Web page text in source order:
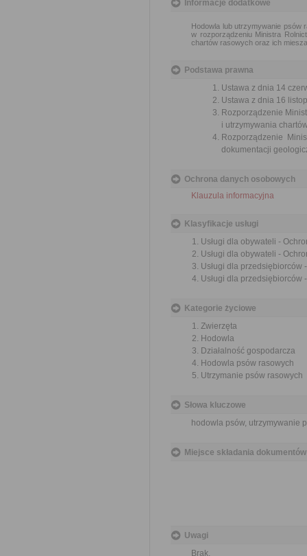
Informacje dodatkowe
Hodowla lub utrzymywanie psów
w rozporządzeniu Ministra
chartów rasowych oraz ich
Podstawa prawna
Ustawa z dnia 14
Ustawa z dnia 16
Rozporządzenie
i utrzymywania
Rozporządzenie
dokumentacji
Ochrona danych osobowych
Klauzula informacyjna
Klasyfikacje usługi
Usługi dla obywateli -
Usługi dla obywateli -
Usługi dla przedsiębiorców
Usługi dla przedsiębiorców
Kategorie życiowe
Zwierzęta
Hodowla
Działalność gospodarcza
Hodowla psów rasowych
Utrzymanie psów rasowych
Słowa kluczowe
hodowla psów, utrzymywanie
Miejsce składania dokumentów
Uwagi
Brak.